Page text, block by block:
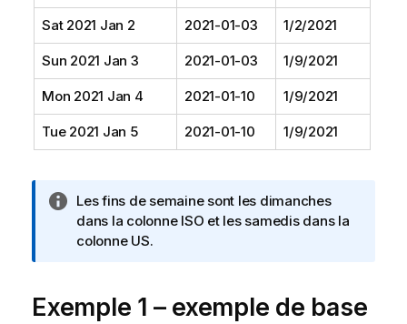
Sat 2021 Jan 2 2021-01-03 1/2/2021
Sun 2021 Jan 3 2021-01-03 1/9/2021
Mon 2021 Jan 4 2021-01-10 1/9/2021
Tue 2021 Jan 5 2021-01-10 1/9/2021
N
o
t
n
Les fins de semaine sont les dimanches
dans la colonne ISO et les samedis dans la
colonne US.
Exemple 1 – exemple de base